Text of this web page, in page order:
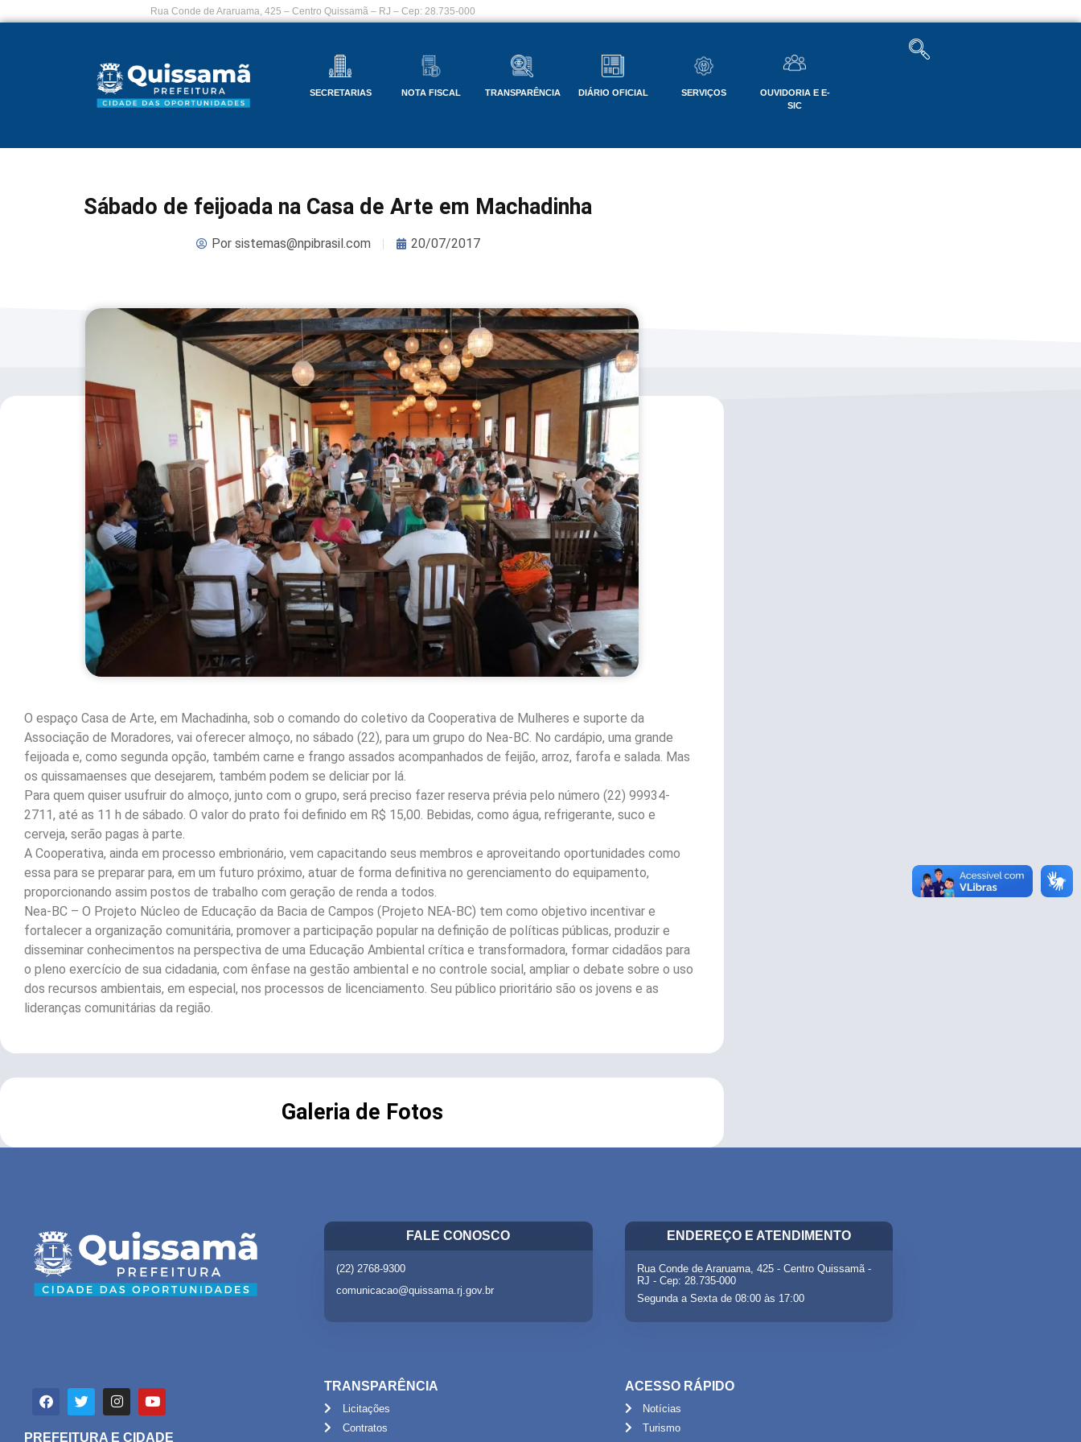
Rua Conde de Araruama, 425 – Centro Quissamã – RJ – Cep: 28.735-000
SECRETARIAS NOTA FISCAL TRANSPARÊNCIA DIÁRIO OFICIAL SERVIÇOS
OUVIDORIA E E-
SIC
Sábado de feijoada na Casa de Arte em Machadinha
Porsistemas@npibrasil.com 20/07/2017
O espaço Casa de Arte, em Machadinha, sob o comando do coletivo da Cooperativa de Mulheres e suporte da
Associação de Moradores, vai oferecer almoço, no sábado (22), para um grupo do Nea-BC. No cardápio, uma grande
feijoada e, como segunda opção, também carne e frango assados acompanhados de feijão, arroz, farofa e salada. Mas
os quissamaenses que desejarem, também podem se deliciar por lá.
Para quem quiser usufruir do almoço, junto com o grupo, será preciso fazer reserva prévia pelo número (22) 99934-
2711, até as 11 h de sábado. O valor do prato foi definido em R$ 15,00. Bebidas, como água, refrigerante, suco e
cerveja, serão pagas à parte.
A Cooperativa, ainda em processo embrionário, vem capacitando seus membros e aproveitando oportunidades como
essa para se preparar para, em um futuro próximo, atuar de forma definitiva no gerenciamento do equipamento,
proporcionando assim postos de trabalho com geração de renda a todos.
Nea-BC – O Projeto Núcleo de Educação da Bacia de Campos (Projeto NEA-BC) tem como objetivo incentivar e
fortalecer a organização comunitária, promover a participação popular na definição de políticas públicas, produzir e
disseminar conhecimentos na perspectiva de uma Educação Ambiental crítica e transformadora, formar cidadãos para
o pleno exercício de sua cidadania, com ênfase na gestão ambiental e no controle social, ampliar o debate sobre o uso
dos recursos ambientais, em especial, nos processos de licenciamento. Seu público prioritário são os jovens e as
lideranças comunitárias da região.
Galeria de Fotos
FALE CONOSCO
(22) 2768-9300
comunicacao@quissama.rj.gov.br
ENDEREÇO E ATENDIMENTO
Rua Conde de Araruama, 425 - Centro Quissamã -
RJ - Cep: 28.735-000
Segunda a Sexta de 08:00 às 17:00
PREFEITURA E CIDADE
TRANSPARÊNCIA
Licitações
Contratos
ACESSO RÁPIDO
Notícias
Turismo